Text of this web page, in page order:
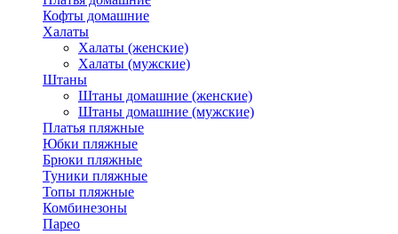
Кофты домашние
Халаты
Халаты (женские)
Халаты (мужские)
Штаны
Штаны домашние (женские)
Штаны домашние (мужские)
Платья пляжные
Юбки пляжные
Брюки пляжные
Туники пляжные
Топы пляжные
Комбинезоны
Парео